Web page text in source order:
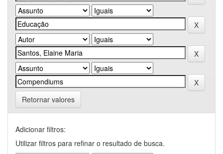
Retornar valores
Adicionar filtros:
Utilizar filtros para refinar o resultado de busca.